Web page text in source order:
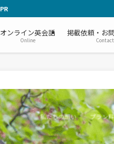
PR
オンライン英会話
Online
掲載依頼・お
Contact